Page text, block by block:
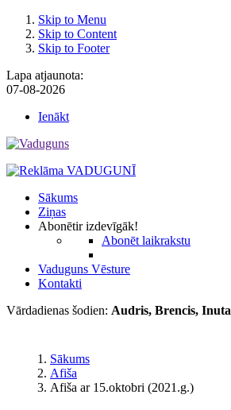
Skip to Menu
Skip to Content
Skip to Footer
Lapa atjaunota:
07-08-2026
Ienākt
Sākums
Ziņas
Abonētir izdevīgāk!
Abonēt laikrakstu
Vaduguns Vēsture
Kontakti
Vārdadienas šodien: Audris, Brencis, Inuta
Sākums
Afiša
Afiša ar 15.oktobri (2021.g.)